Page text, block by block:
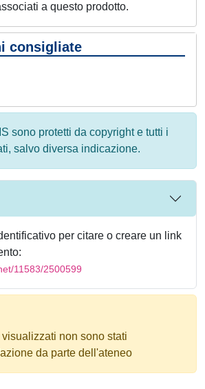
a questo prodotto.
consigliate
sono protetti da copyright e tutti i
salvo diversa indicazione.
per citare o creare un link
11583/2500599
non sono stati
da parte dell'ateneo